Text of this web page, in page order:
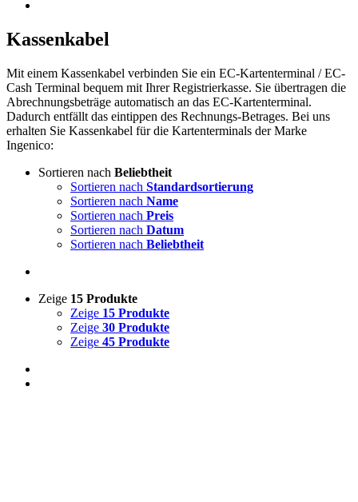
Kassenkabel
Mit einem Kassenkabel verbinden Sie ein EC-Kartenterminal / EC-
Cash Terminal bequem mit Ihrer Registrierkasse. Sie übertragen die
Abrechnungsbeträge automatisch an das EC-Kartenterminal.
Dadurch entfällt das eintippen des Rechnungs-Betrages. Bei uns
erhalten Sie Kassenkabel für die Kartenterminals der Marke
Ingenico:
Sortieren nach Beliebtheit
Sortieren nach Standardsortierung
Sortieren nach Name
Sortieren nach Preis
Sortieren nach Datum
Sortieren nach Beliebtheit
Zeige 15 Produkte
Zeige 15 Produkte
Zeige 30 Produkte
Zeige 45 Produkte